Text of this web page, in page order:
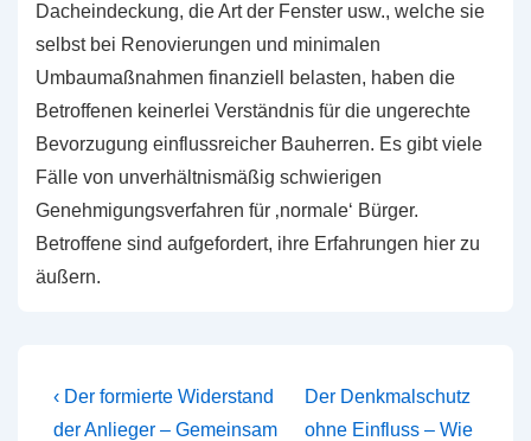
Dacheindeckung, die Art der Fenster usw., welche sie
selbst bei Renovierungen und minimalen
Umbaumaßnahmen finanziell belasten, haben die
Betroffenen keinerlei Verständnis für die ungerechte
Bevorzugung einflussreicher Bauherren. Es gibt viele
Fälle von unverhältnismäßig schwierigen
Genehmigungsverfahren für ‚normale‘ Bürger.
Betroffene sind aufgefordert, ihre Erfahrungen hier zu
äußern.
Beitragsnavigation
Vorheriger
Beitrag
‹ Der formierte Widerstand
der Anlieger – Gemeinsam
Nächster
Beitrag
Der Denkmalschutz
ohne Einfluss – Wie